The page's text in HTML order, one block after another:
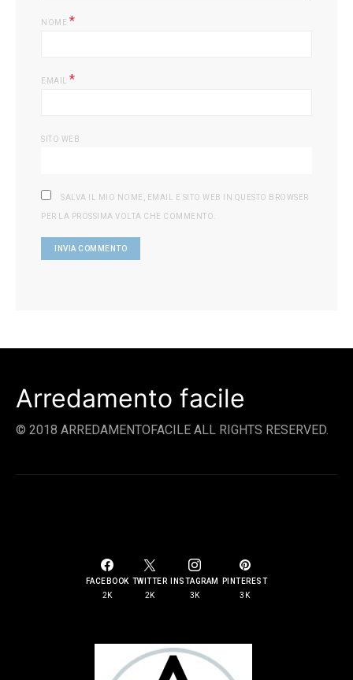
NOME *
EMAIL *
SITO WEB
SALVA IL MIO NOME, EMAIL E SITO WEB IN QUESTO BROWSER
PER LA PROSSIMA VOLTA CHE COMMENTO.
Arredamento facile
© 2018 ARREDAMENTOFACILE ALL RIGHTS RESERVED.
FACEBOOK
2K
TWITTER
2K
INSTAGRAM
3K
PINTEREST
3K